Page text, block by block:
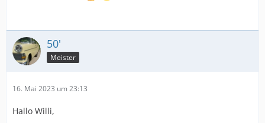
50'
Meister
16. Mai 2023 um 23:13
Hallo Willi,